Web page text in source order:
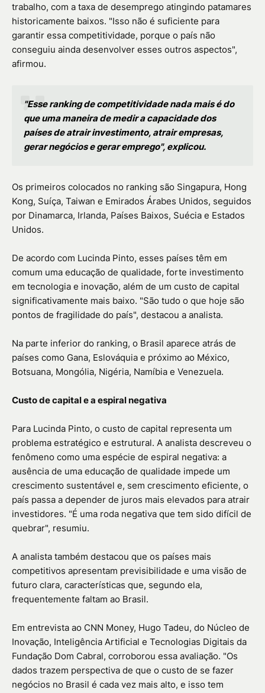
trabalho, com a taxa de desemprego atingindo patamares
historicamente baixos. "Isso não é suficiente para
garantir essa competitividade, porque o país não
conseguiu ainda desenvolver esses outros aspectos",
afirmou.
"Esse ranking de competitividade nada mais é do
que uma maneira de medir a capacidade dos
países de atrair investimento, atrair empresas,
gerar negócios e gerar emprego", explicou.
Os primeiros colocados no ranking são Singapura, Hong
Kong, Suíça, Taiwan e Emirados Árabes Unidos, seguidos
por Dinamarca, Irlanda, Países Baixos, Suécia e Estados
Unidos.
De acordo com Lucinda Pinto, esses países têm em
comum uma educação de qualidade, forte investimento
em tecnologia e inovação, além de um custo de capital
significativamente mais baixo. "São tudo o que hoje são
pontos de fragilidade do país", destacou a analista.
Na parte inferior do ranking, o Brasil aparece atrás de
países como Gana, Eslováquia e próximo ao México,
Botsuana, Mongólia, Nigéria, Namíbia e Venezuela.
Custo de capital e a espiral negativa
Para Lucinda Pinto, o custo de capital representa um
problema estratégico e estrutural. A analista descreveu o
fenômeno como uma espécie de espiral negativa: a
ausência de uma educação de qualidade impede um
crescimento sustentável e, sem crescimento eficiente, o
país passa a depender de juros mais elevados para atrair
investidores. "É uma roda negativa que tem sido difícil de
quebrar", resumiu.
A analista também destacou que os países mais
competitivos apresentam previsibilidade e uma visão de
futuro clara, características que, segundo ela,
frequentemente faltam ao Brasil.
Em entrevista ao CNN Money, Hugo Tadeu, do Núcleo de
Inovação, Inteligência Artificial e Tecnologias Digitais da
Fundação Dom Cabral, corroborou essa avaliação. "Os
dados trazem perspectiva de que o custo de se fazer
negócios no Brasil é cada vez mais alto, e isso tem